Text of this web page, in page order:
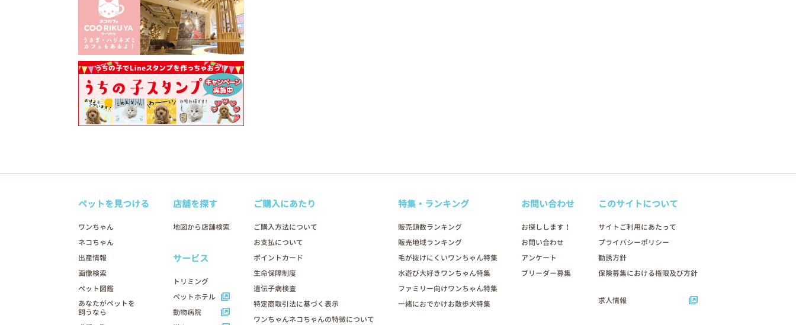
ペットを見つける
ワンちゃん
ネコちゃん
出産情報
画像検索
ペット図鑑
あなたがペットを
飼うなら
店舗を探す
地図から店舗検索
サービス
トリミング
ペットホテル
動物病院
ご購入にあたり
ご購入方法について
お支払について
ポイントカード
生命保障制度
遺伝子病検査
特定商取引法に基づく表示
ワンちゃんネコちゃんの特徴について
特集・ランキング
販売頭数ランキング
販売地域ランキング
毛が抜けにくいワンちゃん特集
水遊び大好きワンちゃん特集
ファミリー向けワンちゃん特集
一緒におでかけお散歩犬特集
お問い合わせ
お探しします！
お問い合わせ
アンケート
ブリーダー募集
このサイトについて
サイトご利用にあたって
プライバシーポリシー
勧誘方針
保険募集における権限及び方針
求人情報